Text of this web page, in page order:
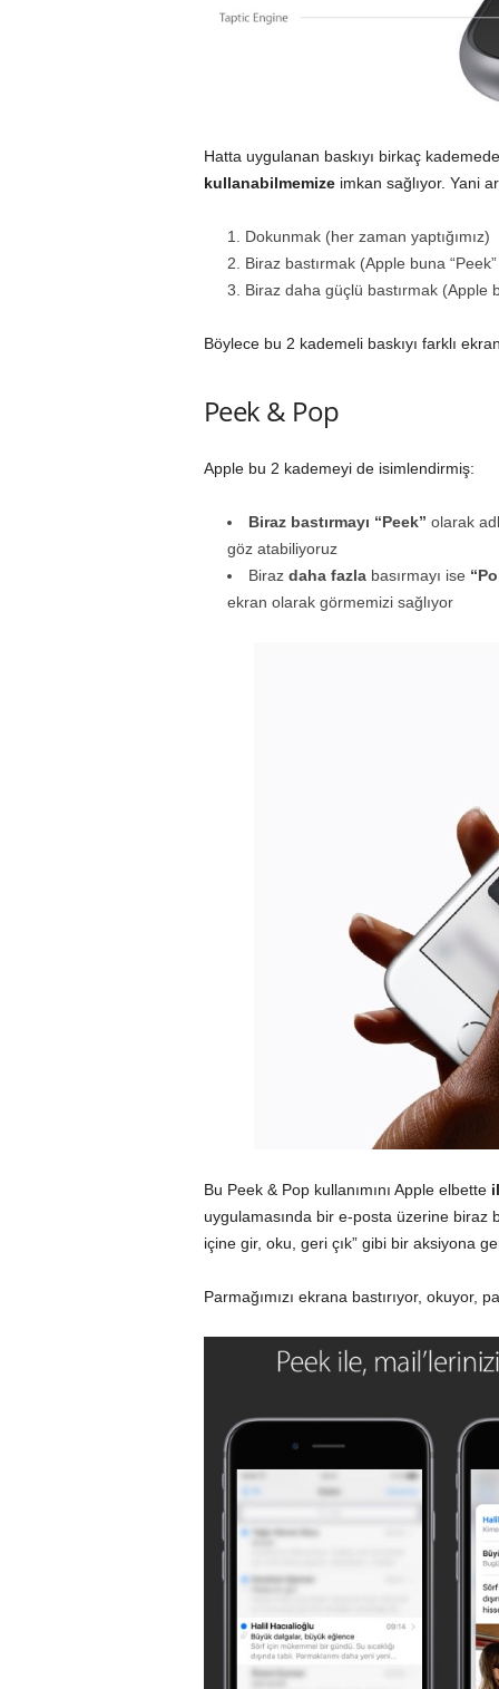
Hatta uygulanan baskıyı birkaç
kullanabilmemizeimkan sağlıyor. Yani
Dokunmak (her zaman yaptığımız)
Biraz bastırmak (Apple buna
Biraz daha güçlü bastırmak (Apple
Böylece bu 2 kademeli baskıyı farklı
Peek & Pop
Apple bu 2 kademeyi de isimlendirmiş:
Biraz bastırmayı “Peek” olarak
göz atabiliyoruz
Birazdaha fazlabasırmayı ise
ekran olarak görmemizi sağlıyor
Bu Peek & Pop kullanımını Apple elbette
uygulamasında bir e-posta üzerine biraz
içine gir, oku, geri çık” gibi bir aksiyona
Parmağımızı ekrana bastırıyor, okuyor,